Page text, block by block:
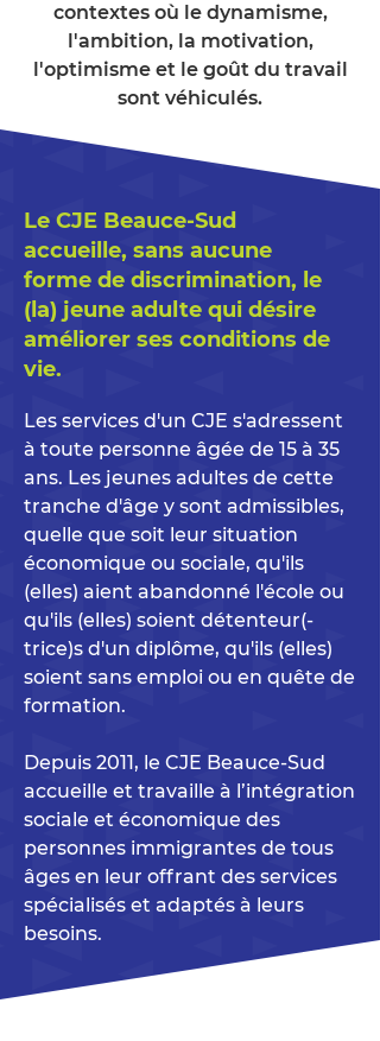
contextes où le dynamisme,
l'ambition, la motivation,
l'optimisme et le goût du travail
sont véhiculés.
Le CJE Beauce-Sud
accueille, sans aucune
forme de discrimination, le
(la) jeune adulte qui désire
améliorer ses conditions de
vie.
Les services d'un CJE s'adressent
à toute personne âgée de 15 à 35
ans. Les jeunes adultes de cette
tranche d'âge y sont admissibles,
quelle que soit leur situation
économique ou sociale, qu'ils
(elles) aient abandonné l'école ou
qu'ils (elles) soient détenteur(-
trice)s d'un diplôme, qu'ils (elles)
soient sans emploi ou en quête de
formation.
Depuis 2011, le CJE Beauce-Sud
accueille et travaille à l’intégration
sociale et économique des
personnes immigrantes de tous
âges en leur offrant des services
spécialisés et adaptés à leurs
besoins.